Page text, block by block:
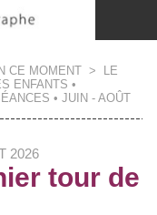
CE MOMENT >
LE
ENFANTS •
• JUIN - AOÛT
2026
tour de